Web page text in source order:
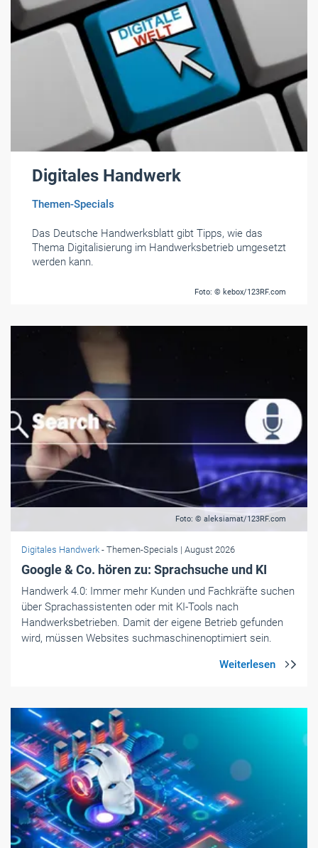
Foto: © kebox/123RF.com
Digitales Handwerk
Themen-Specials
Das Deutsche Handwerksblatt gibt Tipps, wie das
Thema Digitalisierung im Handwerksbetrieb umgesetzt
werden kann.
Foto: © aleksiamat/123RF.com
Digitales Handwerk - Themen-Specials | August 2026
Google & Co. hören zu: Sprachsuche und KI
Handwerk 4.0: Immer mehr Kunden und Fachkräfte suchen
über Sprachassistenten oder mit KI-Tools nach
Handwerksbetrieben. Damit der eigene Betrieb gefunden
wird, müssen Websites suchmaschinenoptimiert sein.